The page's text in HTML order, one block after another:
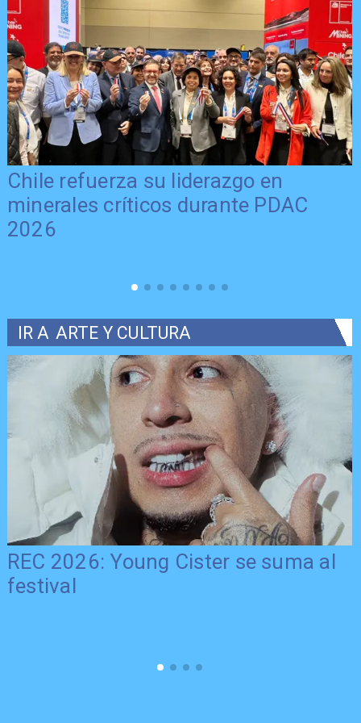
Chile refuerza su liderazgo en
minerales críticos durante PDAC
2026
IR A ARTE Y CULTURA
REC 2026: Young Cister se suma al
festival